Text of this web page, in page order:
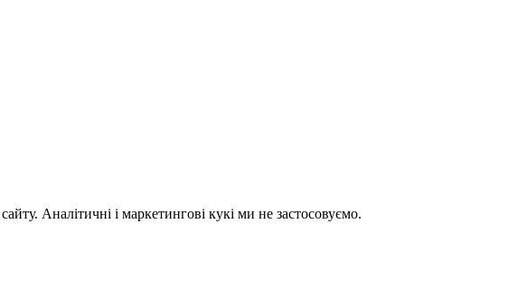
Аналітичні і маркетингові кукі ми не застосовуємо.